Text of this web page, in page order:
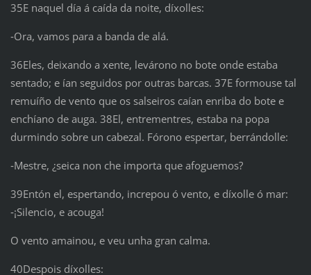
35E naquel día á caída da noite, díxolles:
‑Ora, vamos para a banda de alá.
36Eles, deixando a xente, levárono no bote onde estaba
sentado; e ían seguidos por outras barcas. 37E formouse tal
remuíño de vento que os salseiros caían enriba do bote e
enchíano de auga. 38El, entrementres, estaba na popa
durmindo sobre un cabezal. Fórono espertar, berrándolle:
‑Mestre, ¿seica non che importa que afoguemos?
39Entón el, espertando, increpou ó vento, e díxolle ó mar:
‑¡Silencio, e acouga!
O vento amainou, e veu unha gran calma.
40Despois díxolles: